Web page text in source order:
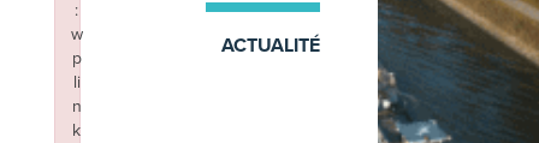
ACTUALITÉ
06 avril 2023
:
w
p
li
n
k